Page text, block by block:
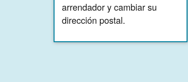
arrendador y cambiar su
dirección postal.